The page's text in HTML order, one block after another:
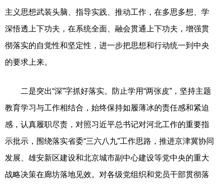
主义思想武装头脑、指导实践、推动工作，在多思多想、学
深悟透上下功夫，在系统全面、融会贯通上下功夫，增强贯
彻落实的自觉性和坚定性，进一步把思想和行动统一到中央
的要求上来。
二是突出“深”字抓好落实。防止学用“两张皮”，坚持主题
教育学习与工作相结合，始终保持如履薄冰的责任感和紧迫
感，认真履职尽责，对照习近平总书记对河北工作的重要指
示批示，围绕落实省委“三六八九”工作思路，推进京津冀协同
发展、雄安新区建设和北京城市副中心建设等党中央的重大
战略决策在廊坊落地见效。对各级党组织和党员干部贯彻落